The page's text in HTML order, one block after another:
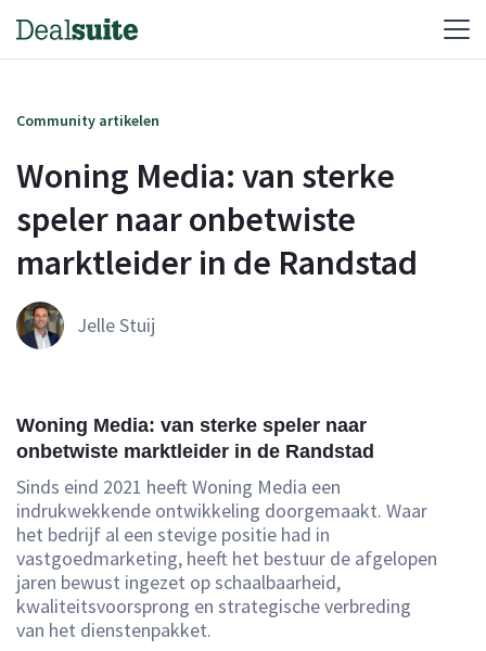
Community artikelen
Woning Media: van sterke
speler naar onbetwiste
marktleider in de Randstad
Jelle Stuij
Woning Media: van sterke speler naar
onbetwiste marktleider in de Randstad
Sinds eind 2021 heeft Woning Media een
indrukwekkende ontwikkeling doorgemaakt. Waar
het bedrijf al een stevige positie had in
vastgoedmarketing, heeft het bestuur de afgelopen
jaren bewust ingezet op schaalbaarheid,
kwaliteitsvoorsprong en strategische verbreding
van het dienstenpakket.